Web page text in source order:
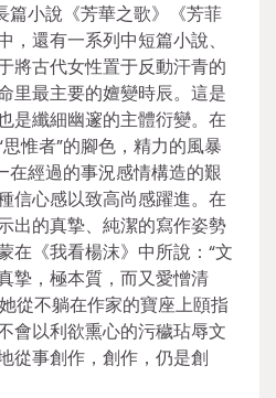
篇小說《芳華之歌》《芳菲
還有一系列中短篇小說、
將古代女性置于反動汗青的
里最主要的嬗變時辰。這是
是纖細幽邃的主體衍變。在
惟者”的腳色，精力的風暴
經過的事況感情構造的艱
信心感以致高尚感躍進。在
出的真摯、純潔的寫作姿勢
在《我看楊沫》中所說：“文
摯，極本質，而又愛憎清
從不躺在作家的寶座上頤指
會以利欲熏心的污穢玷辱文
從事創作，創作，仍是創